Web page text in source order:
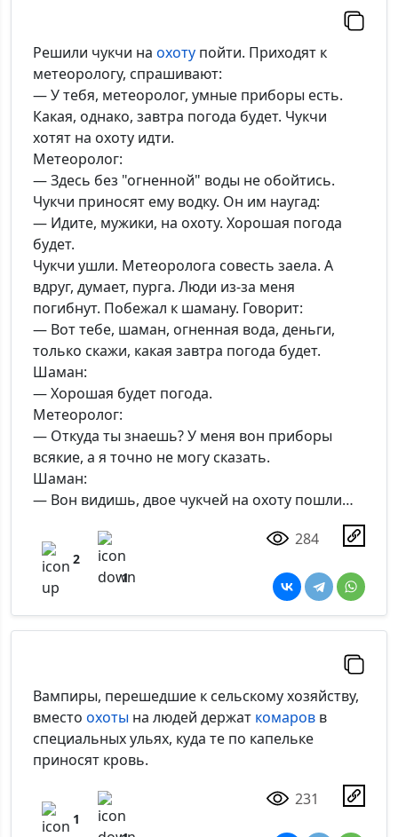
Решили чукчи на охоту пойти. Приходят к
метеорологу, спрашивают:
— У тебя, метеоролог, умные приборы есть.
Какая, однако, завтра погода будет. Чукчи
хотят на охоту идти.
Метеоролог:
— Здесь без "огненной" воды не обойтись.
Чукчи приносят ему водку. Он им наугад:
— Идите, мужики, на охоту. Хорошая погода
будет.
Чукчи ушли. Метеоролога совесть заела. А
вдруг, думает, пурга. Люди из-за меня
погибнут. Побежал к шаману. Говорит:
— Вот тебе, шаман, огненная вода, деньги,
только скажи, какая завтра погода будет.
Шаман:
— Хорошая будет погода.
Метеоролог:
— Откуда ты знаешь? У меня вон приборы
всякие, а я точно не могу сказать.
Шаман:
— Вон видишь, двое чукчей на охоту пошли…
2
1
284
Вампиры, перешедшие к сельскому хозяйству,
вместо охоты на людей держат комаров в
специальных ульях, куда те по капельке
приносят кровь.
1
231